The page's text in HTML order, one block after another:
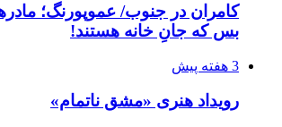
کامران در جنوب/ عموپورنگ؛
بس که جانِ خانه هستند!
3 هفته پیش
رویداد هنری «مشق ناتمام»